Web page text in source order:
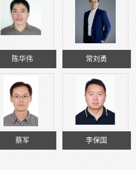
陈华伟 常刘勇
蔡军 李保国